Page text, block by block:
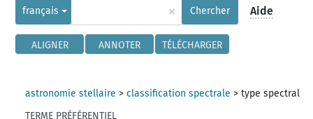
français × Chercher Aide
ALIGNER ANNOTER TÉLÉCHARGER
astronomie stellaire >classification spectrale >type spectral
TERME PRÉFÉRENTIEL